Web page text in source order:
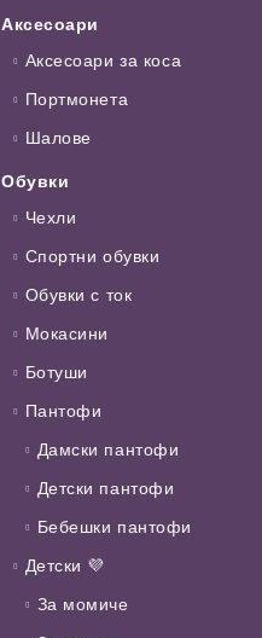
Аксесоари
Аксесоари за коса
Портмонета
Шалове
Обувки
Чехли
Спортни обувки
Обувки с ток
Мокасини
Ботуши
Пантофи
Дамски пантофи
Детски пантофи
Бебешки пантофи
Детски 💜
За момиче